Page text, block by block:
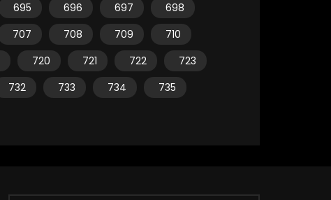
695 696 697
698
707 708 709
710
720 721 722
723
732 733 734
735